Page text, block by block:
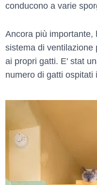
conducono a varie
Ancora più importante,
sistema di ventilazione
ai propri gatti. E' stat
numero di gatti ospitati